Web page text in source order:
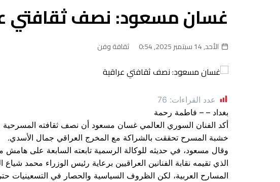
سياسة
محليات
غسان مسعود: نصف ثقافتي
الأحد, 14 سبتمبر 2025, 0:54 ثقافة وفن
عدد القراءات: 76
بغداد – – فاطمة رحمة
أكد الفنان السوري العالمي غسان مسعود أن نصف ثقافته المسرحية
خشبة المسرح تحققت بالشراكة مع المخرج العراقي جمال الأسدي.
وقال مسعود، في حديثه للوكالة الرسمية تابعته السابعة على هامش
الذي تقيمه نقابة الفنانين العراقيين برعاية رئيس الوزراء محمد